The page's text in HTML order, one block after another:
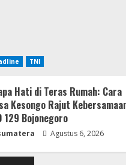
TNI
Hati di Teras Rumah: Cara
Kesongo Rajut
129 Bojonegoro
Agustus 6, 2026